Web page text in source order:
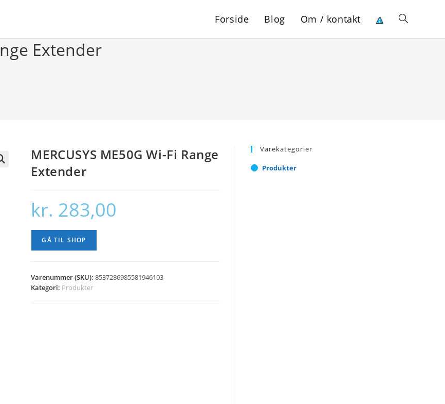
Forside Blog Om / kontakt Toggle
Extender
MERCUSYS ME50G Wi-Fi Range
Extender
kr. 283,00
GÅ TIL SHOP
Varenummer (SKU):8537286985581946103
Kategori: Produkter
Varekategorier
Produkter